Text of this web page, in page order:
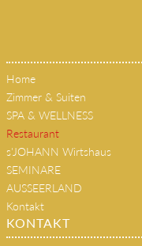
Home
Zimmer & Suiten
SPA & WELLNESS
Restaurant
s'JOHANN Wirtshaus
SEMINARE
AUSSEERLAND
Kontakt
KONTAKT